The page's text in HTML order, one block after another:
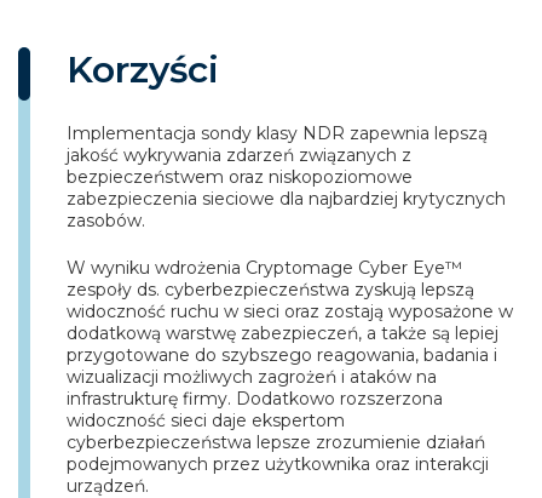
Korzyści
Implementacja sondy klasy NDR zapewnia lepszą
jakość wykrywania zdarzeń związanych z
bezpieczeństwem oraz niskopoziomowe
zabezpieczenia sieciowe dla najbardziej krytycznych
zasobów.
W wyniku wdrożenia Cryptomage Cyber Eye™
zespoły ds. cyberbezpieczeństwa zyskują lepszą
widoczność ruchu w sieci oraz zostają wyposażone w
dodatkową warstwę zabezpieczeń, a także są lepiej
przygotowane do szybszego reagowania, badania i
wizualizacji możliwych zagrożeń i ataków na
infrastrukturę firmy. Dodatkowo rozszerzona
widoczność sieci daje ekspertom
cyberbezpieczeństwa lepsze zrozumienie działań
podejmowanych przez użytkownika oraz interakcji
urządzeń.